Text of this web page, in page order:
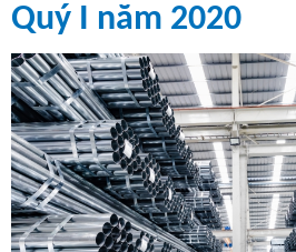
Quý I năm 2020